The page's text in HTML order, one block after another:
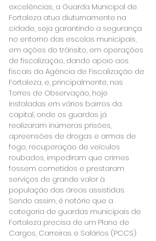
excelências, a Guarda Municipal de
Fortaleza atua diuturnamente na
cidade, seja garantindo a segurança
no entorno das escolas municipais,
em ações do trânsito, em operações
de fiscalização, dando apoio aos
fiscais da Agência de Fiscalização de
Fortaleza, e, principalmente, nas
Torres de Observação, hoje
instaladas em vários bairros da
capital, onde os guardas já
realizaram inúmeras prisões,
apreensões de drogas e armas de
fogo, recuperação de veículos
roubados, impediram que crimes
fossem cometidos e prestaram
serviços de grande valor à
população das áreas assistidas.
Sendo assim, é notório que a
categoria de guardas municipais de
Fortaleza precisa de um Plano de
Cargos, Carreiras e Salários (PCCS)